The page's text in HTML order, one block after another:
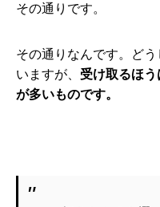
その通りです。
その通りなんです。ど
いますが、 受け取るほ
が多いものです。